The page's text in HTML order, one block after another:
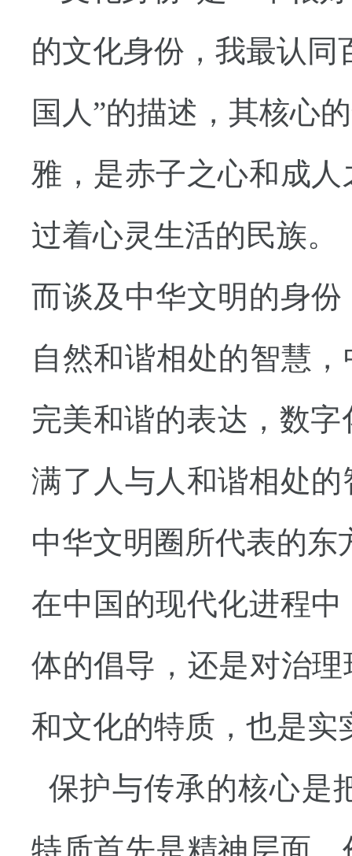
的文化身份，我最认同
国人”的描述，其核心
雅，是赤子之心和成
过着心灵生活的民族。
而谈及中华文明的身
自然和谐相处的智慧
完美和谐的表达，数
满了人与人和谐相处
中华文明圈所代表的东
在中国的现代化进程
体的倡导，还是对治
和文化的特质，也是实
保护与传承的核心是